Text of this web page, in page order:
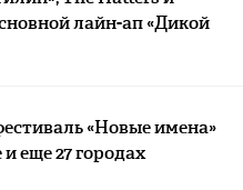
лайн-ап «Дикой
«Новые имена»
еще 27 городах